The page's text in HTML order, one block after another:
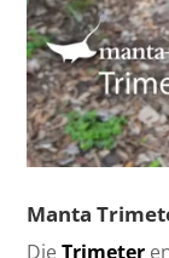
Manta
DieTrimeter